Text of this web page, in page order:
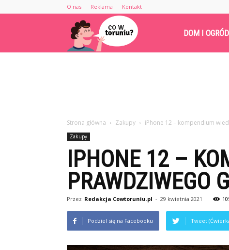
O nas Reklama Kontakt
Cowtoruniu.pl DOM I OGRÓD
Strona główna Zakupy iPhone 12 – kompendium
Zakupy
IPHONE 12 –
PRAWDZIWEGO
Przez Redakcja Cowtoruniu.pl - 29 kwietnia 2021
Podziel się na Facebooku Tweet